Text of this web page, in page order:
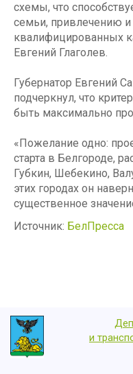
схемы, что
семьи, привлечению
квалифицированных
Евгений Глаголев.
Губернатор Евгений
подчеркнул, что
быть максимально
«Пожелание одно:
старта в Белгороде,
Губкин, Шебекино,
этих городах он
существенное
Источник: БелПресса
и